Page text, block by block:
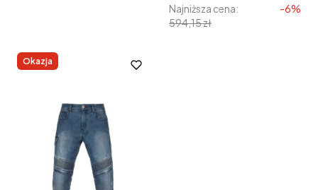
Najniższa cena:
594,15 zł
-6%
Okazja